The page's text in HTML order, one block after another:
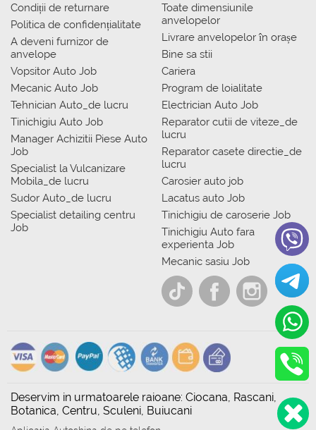
Condiții de returnare
Politica de confidențialitate
A deveni furnizor de
anvelope
Vopsitor Auto Job
Mecanic Auto Job
Tehnician Auto_de lucru
Tinichigiu Auto Job
Manager Achizitii Piese Auto
Job
Specialist la Vulcanizare
Mobila_de lucru
Sudor Auto_de lucru
Specialist detailing centru
Job
Toate dimensiunile
anvelopelor
Livrare anvelopelor în orașe
Bine sa stii
Cariera
Program de loialitate
Electrician Auto Job
Reparator cutii de viteze_de
lucru
Reparator casete directie_de
lucru
Carosier auto job
Lacatus auto Job
Tinichigiu de caroserie Job
Tinichigiu Auto fara
experienta Job
Mecanic sasiu Job
Deservim in urmatoarele raioane: Ciocana, Rascani,
Botanica, Centru, Sculeni, Buiucani